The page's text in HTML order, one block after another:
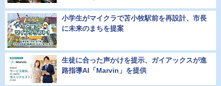
小学生がマイクラで苫小牧駅前を再設計、市長
に未来のまちを提案
生徒に合った声かけを提示、ガイアックスが進
路指導AI「Marvin」を提供